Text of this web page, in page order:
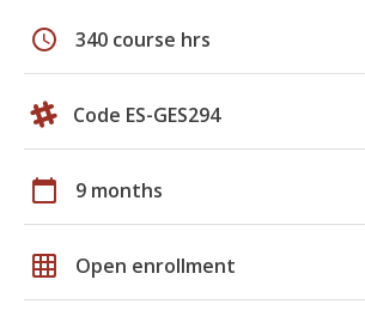
schedule 340 course hrs
Code ES-GES294
calendar_today 9 months
grid_on Open enrollment